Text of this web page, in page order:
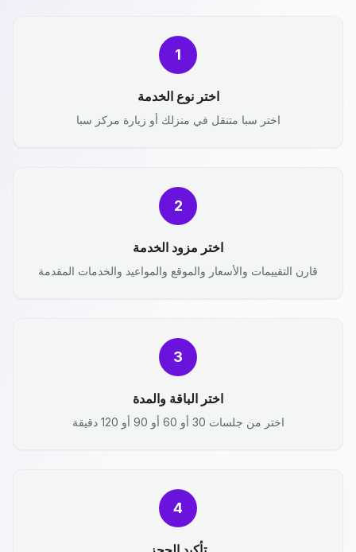
1
اختر نوع الخدمة
اختر سبا متنقل في منزلك أو زيارة مركز سبا
2
اختر مزود الخدمة
قارن التقييمات والأسعار والموقع والمواعيد والخدمات المقدمة
3
اختر الباقة والمدة
اختر من جلسات 30 أو 60 أو 90 أو 120 دقيقة
4